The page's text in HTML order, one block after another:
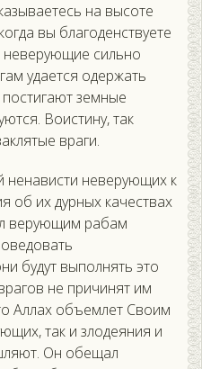
на высоте
вы благоденствуете
неверующие сильно
удается одержать
земные
Воистину, так
враги.
ненависти неверующих к
об их дурных качествах
верующим рабам
будут выполнять это
не причинят им
Аллах объемлет Своим
так и злодеяния и
Он обещал